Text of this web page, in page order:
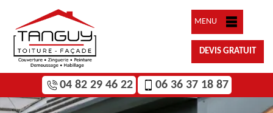
MENU
DEVIS GRATUIT
04 82 29 46 22 06 36 37 18 87